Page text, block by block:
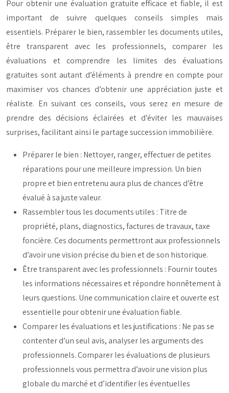
Pour obtenir une évaluation gratuite efficace et fiable, il est
important de suivre quelques conseils simples mais
essentiels. Préparer le bien, rassembler les documents utiles,
être transparent avec les professionnels, comparer les
évaluations et comprendre les limites des évaluations
gratuites sont autant d’éléments à prendre en compte pour
maximiser vos chances d’obtenir une appréciation juste et
réaliste. En suivant ces conseils, vous serez en mesure de
prendre des décisions éclairées et d’éviter les mauvaises
surprises, facilitant ainsi le partage succession immobilière.
Préparer le bien : Nettoyer, ranger, effectuer de petites
réparations pour une meilleure impression. Un bien
propre et bien entretenu aura plus de chances d’être
évalué à sa juste valeur.
Rassembler tous les documents utiles : Titre de
propriété, plans, diagnostics, factures de travaux, taxe
foncière. Ces documents permettront aux professionnels
d’avoir une vision précise du bien et de son historique.
Être transparent avec les professionnels : Fournir toutes
les informations nécessaires et répondre honnêtement à
leurs questions. Une communication claire et ouverte est
essentielle pour obtenir une évaluation fiable.
Comparer les évaluations et les justifications : Ne pas se
contenter d’un seul avis, analyser les arguments des
professionnels. Comparer les évaluations de plusieurs
professionnels vous permettra d’avoir une vision plus
globale du marché et d’identifier les éventuelles